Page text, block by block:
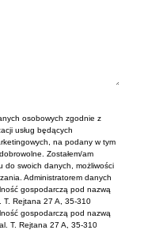
osobowych zgodnie z
usług będących
na podany w tym
Zostałem/am
do swoich danych, możliwości
Administratorem danych
gospodarczą pod nazwą
T. Rejtana 27 A, 35-310
gospodarczą pod nazwą
T. Rejtana 27 A, 35-310